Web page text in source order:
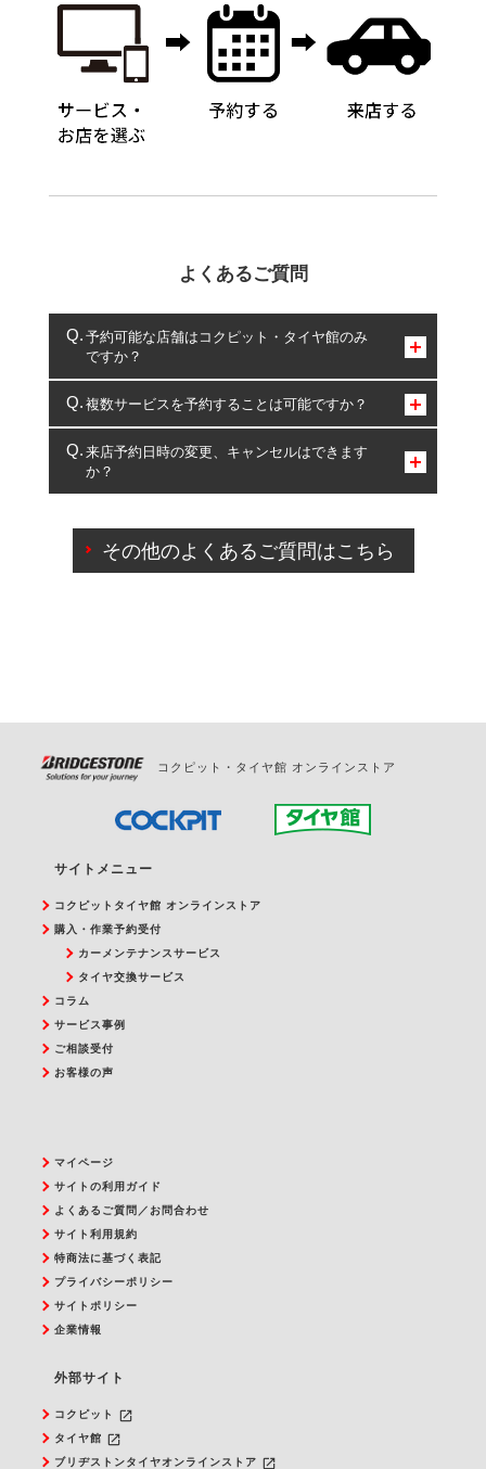
よくあるご質問
予約可能な店舗はコクピット・タイヤ館のみ
ですか？
コクピット・タイヤ館のみとなります。
複数サービスを予約することは可能ですか？
複数サービスのご予約は可能です。
一部の商品・サービスの組み合わせに限り、同時にご予約が
出来ないものもございます。
来店予約日時の変更、キャンセルはできます
か？
ご来店予約日の3営業日前を過ぎている場合のご予約
の日時変更につきましては、直接ご予約の店舗まで
その他のよくあるご質問はこちら
コクピット・タイヤ館 オンラインストア
サイトメニュー
コクピットタイヤ館 オンラインストア
購入・作業予約受付
カーメンテナンスサービス
タイヤ交換サービス
コラム
サービス事例
ご相談受付
お客様の声
マイページ
サイトの利用ガイド
よくあるご質問／お問合わせ
サイト利用規約
特商法に基づく表記
プライバシーポリシー
サイトポリシー
企業情報
外部サイト
コクピット launch
タイヤ館 launch
ブリヂストンタイヤオンラインストア launch